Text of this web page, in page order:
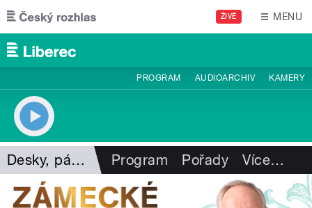
Přejít k hlavnímu obsahu
ŽIVĚ MENU
PROGRAM AUDIOARCHIV KAMERY
Desky, pásky, vzpomínky Program Pořady Více…